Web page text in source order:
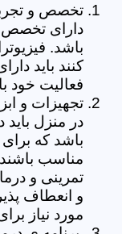
تخصص و
دارای تخصص
باشد.
کنند باید
فعالیت خود
تجهیزات و
در منزل باید
باشد که برای
مناسب
تمرینی و
و انعطاف
مورد نیاز